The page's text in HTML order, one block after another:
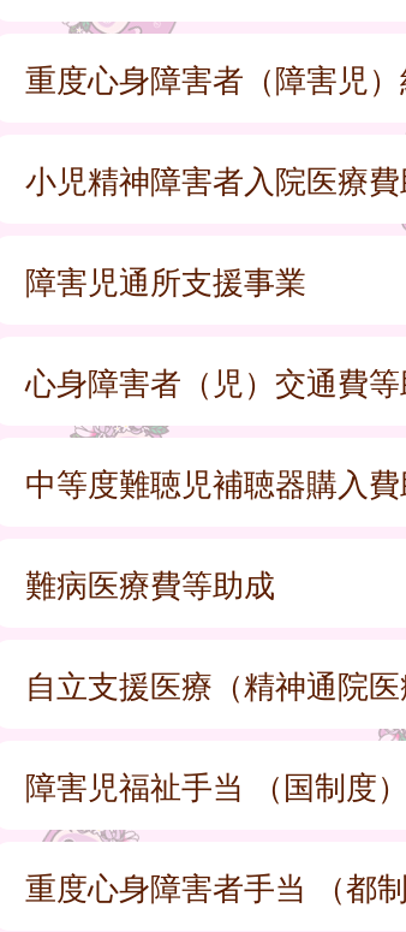
重度心身障害者（障害児
小児精神障害者入院医療
障害児通所支援事業
心身障害者（児）交通費
中等度難聴児補聴器購入
難病医療費等助成
自立支援医療（精神通院医
障害児福祉手当 （国制度）
重度心身障害者手当 （都制